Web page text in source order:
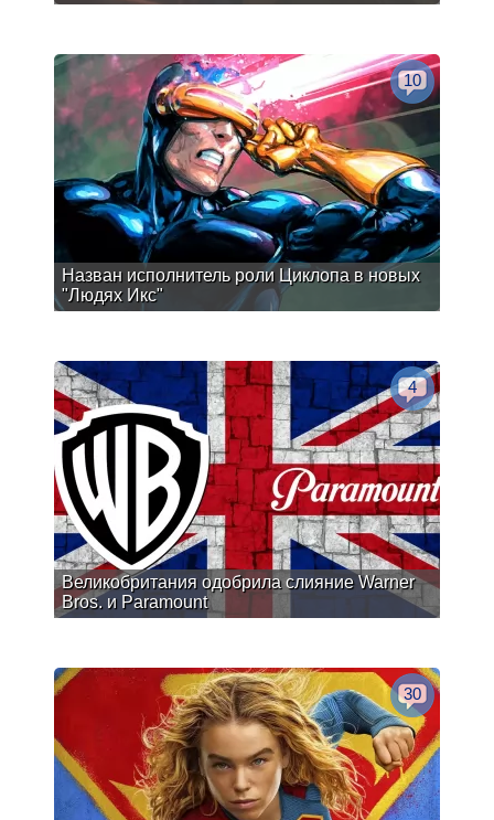
Назван исполнитель роли Циклопа в новых
"Людях Икс"
10
Великобритания одобрила слияние Warner
Bros. и Paramount
4
30